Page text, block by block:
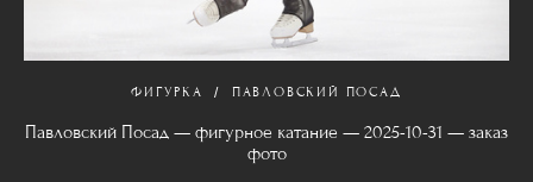
ФИГУРКА ПАВЛОВСКИЙ ПОСАД
Павловский Посад — фигурное катание — 2025-10-31 — заказ
фото